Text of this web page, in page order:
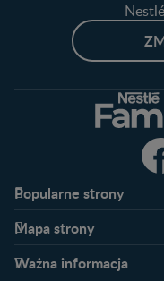
Popularne strony​
Kontakt
FAQ
Mapa strony​
Plamienie implantacyjne
Ważna informacja